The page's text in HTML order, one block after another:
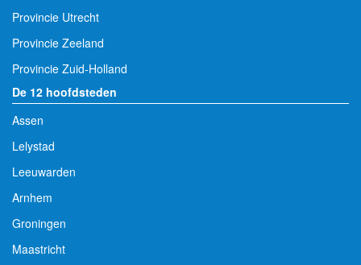
Provincie Utrecht
Provincie Zeeland
Provincie Zuid-Holland
De 12 hoofdsteden
Assen
Lelystad
Leeuwarden
Arnhem
Groningen
Maastricht